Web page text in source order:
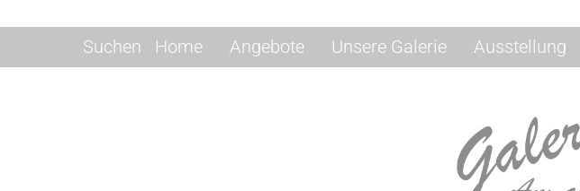
Suchen Home Angebote Unsere Galerie Ausstellung